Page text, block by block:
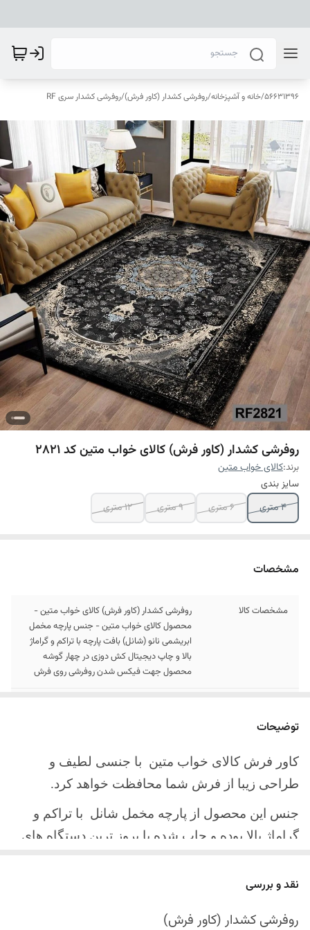
56631396
/خانه و آشپزخانه/روفرشی کشدار (کاور فرش)/روفرشی کشدار سری RF
روفرشی کشدار (کاور فرش) کالای خواب متین کد 2821
برند:کالای خواب متین
سایز بندی
4 متری
6 متری 9 متری 12 متری
مشخصات
مشخصات کالا
روفرشی کشدار (کاور فرش) کالای خواب متین -
محصول کالای خواب متین - جنس پارچه مخمل
ابریشمی نانو (شانل) بافت پارچه با تراکم و گراماژ
بالا و چاپ دیجیتال کش دوزی در چهار گوشه
محصول جهت فیکس شدن روفرشی روی فرش
آینده
توضیحات
کاور فرش کالای خواب متین با جنسی لطیف و
طراحی زیبا از فرش شما محافظت خواهد کرد.
جنس این محصول از پارچه مخمل شانل با تراکم و
گراماژ بالا بوده و چاپ شده با بروز ترین دستگاه های
چهار گوشه این محصول با کش باکیفیت دوخته‌شده
نقد و بررسی
روفرشی کشدار (کاور فرش)